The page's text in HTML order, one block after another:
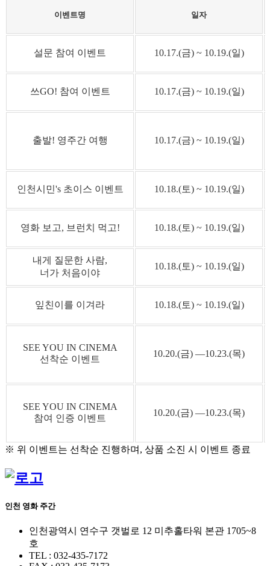
이벤트명 일자
설문 참여 이벤트 10.17.(금) ~ 10.19.(일)
쓰GO! 참여 이벤트 10.17.(금) ~ 10.19.(일)
출발! 영주간 여행 10.17.(금) ~ 10.19.(일)
인천시민's 초이스 이벤트 10.18.(토) ~ 10.19.(일)
영화 보고, 브런치 먹고! 10.18.(토) ~ 10.19.(일)
내게 질문한 사람,
너가 처음이야
10.18.(토) ~ 10.19.(일)
잎친이를 이겨라 10.18.(토) ~ 10.19.(일)
SEE YOU IN CINEMA
선착순 이벤트
10.20.(금) ―10.23.(목)
SEE YOU IN CINEMA
참여 인증 이벤트
10.20.(금) ―10.23.(목)
※ 위 이벤트는 선착순 진행하며, 상품 소진 시 이벤트 종료
인천 영화 주간
인천광역시 연수구 갯벌로 12 미추홀타워 본관 1705~8
호
TEL : 032-435-7172